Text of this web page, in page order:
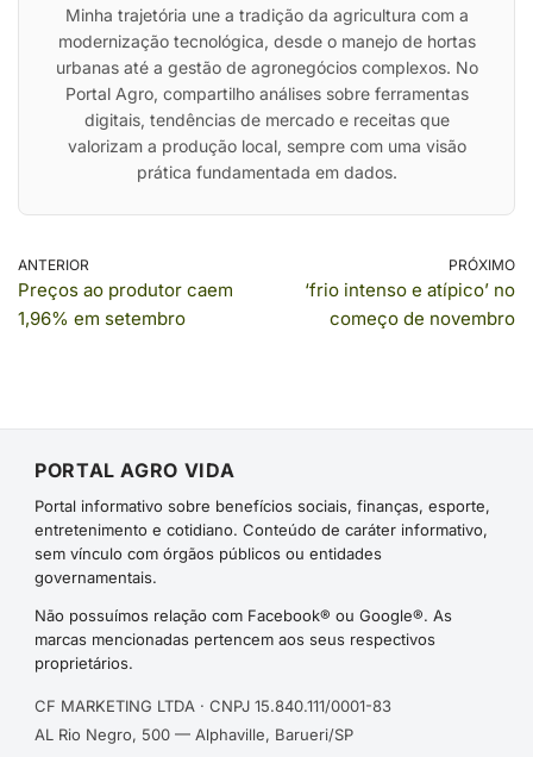
Minha trajetória une a tradição da agricultura com a
modernização tecnológica, desde o manejo de hortas
urbanas até a gestão de agronegócios complexos. No
Portal Agro, compartilho análises sobre ferramentas
digitais, tendências de mercado e receitas que
valorizam a produção local, sempre com uma visão
prática fundamentada em dados.
ANTERIOR
Preços ao produtor caem
1,96% em setembro
PRÓXIMO
‘frio intenso e atípico’ no
começo de novembro
PORTAL AGRO VIDA
Portal informativo sobre benefícios sociais, finanças, esporte,
entretenimento e cotidiano. Conteúdo de caráter informativo,
sem vínculo com órgãos públicos ou entidades
governamentais.
Não possuímos relação com Facebook® ou Google®. As
marcas mencionadas pertencem aos seus respectivos
proprietários.
CF MARKETING LTDA · CNPJ 15.840.111/0001-83
AL Rio Negro, 500 — Alphaville, Barueri/SP